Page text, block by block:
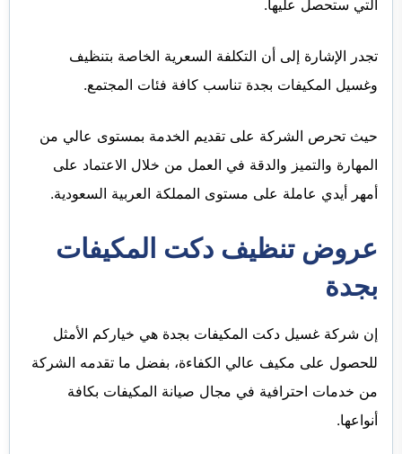
التي ستحصل عليها.
تجدر الإشارة إلى أن التكلفة السعرية الخاصة بتنظيف
وغسيل المكيفات بجدة تناسب كافة فئات المجتمع.
حيث تحرص الشركة على تقديم الخدمة بمستوى عالي من
المهارة والتميز والدقة في العمل من خلال الاعتماد على
أمهر أيدي عاملة على مستوى المملكة العربية السعودية.
عروض تنظيف دكت المكيفات
بجدة
إن شركة غسيل دكت المكيفات بجدة هي خياركم الأمثل
للحصول على مكيف عالي الكفاءة، بفضل ما تقدمه الشركة
من خدمات احترافية في مجال صيانة المكيفات بكافة
أنواعها.